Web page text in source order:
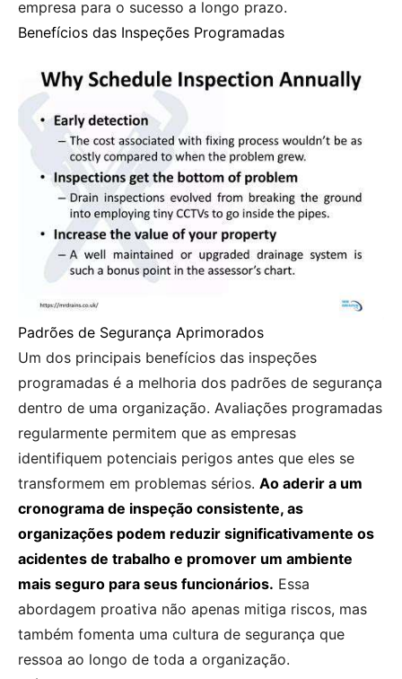
empresa para o sucesso a longo prazo.
Benefícios das Inspeções Programadas
Padrões de Segurança Aprimorados
Um dos principais benefícios das inspeções
programadas é a melhoria dos padrões de segurança
dentro de uma organização. Avaliações programadas
regularmente permitem que as empresas
identifiquem potenciais perigos antes que eles se
transformem em problemas sérios. Ao aderir a um
cronograma de inspeção consistente, as
organizações podem reduzir significativamente os
acidentes de trabalho e promover um ambiente
mais seguro para seus funcionários. Essa
abordagem proativa não apenas mitiga riscos, mas
também fomenta uma cultura de segurança que
ressoa ao longo de toda a organização.